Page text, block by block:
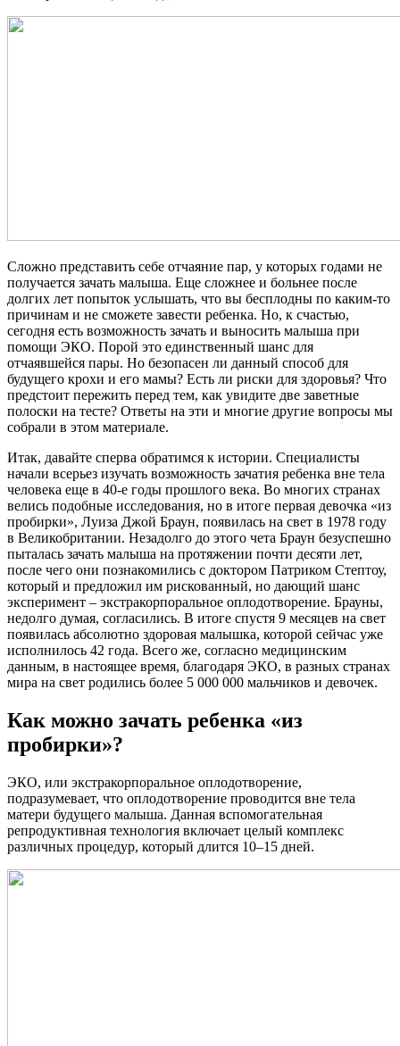
Сложно представить себе отчаяние пар, у которых годами не
получается зачать малыша. Еще сложнее и больнее после
долгих лет попыток услышать, что вы бесплодны по каким-то
причинам и не сможете завести ребенка. Но, к счастью,
сегодня есть возможность зачать и выносить малыша при
помощи ЭКО. Порой это единственный шанс для
отчаявшейся пары. Но безопасен ли данный способ для
будущего крохи и его мамы? Есть ли риски для здоровья? Что
предстоит пережить перед тем, как увидите две заветные
полоски на тесте? Ответы на эти и многие другие вопросы мы
собрали в этом материале.
Итак, давайте сперва обратимся к истории. Специалисты
начали всерьез изучать возможность зачатия ребенка вне тела
человека еще в 40-е годы прошлого века. Во многих странах
велись подобные исследования, но в итоге первая девочка «из
пробирки», Луиза Джой Браун, появилась на свет в 1978 году
в Великобритании. Незадолго до этого чета Браун безуспешно
пыталась зачать малыша на протяжении почти десяти лет,
после чего они познакомились с доктором Патриком Стептоу,
который и предложил им рискованный, но дающий шанс
эксперимент – экстракорпоральное оплодотворение. Брауны,
недолго думая, согласились. В итоге спустя 9 месяцев на свет
появилась абсолютно здоровая малышка, которой сейчас уже
исполнилось 42 года. Всего же, согласно медицинским
данным, в настоящее время, благодаря ЭКО, в разных странах
мира на свет родились более 5 000 000 мальчиков и девочек.
Как можно зачать ребенка «из
пробирки»?
ЭКО, или экстракорпоральное оплодотворение,
подразумевает, что оплодотворение проводится вне тела
матери будущего малыша. Данная вспомогательная
репродуктивная технология включает целый комплекс
различных процедур, который длится 10–15 дней.